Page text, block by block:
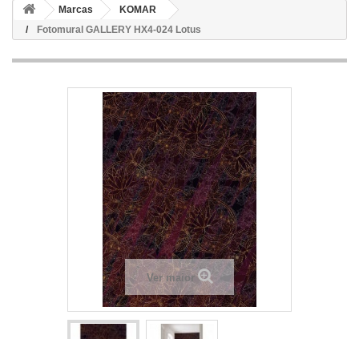
Marcas
KOMAR
Fotomural GALLERY HX4-024 Lotus
Ver maior